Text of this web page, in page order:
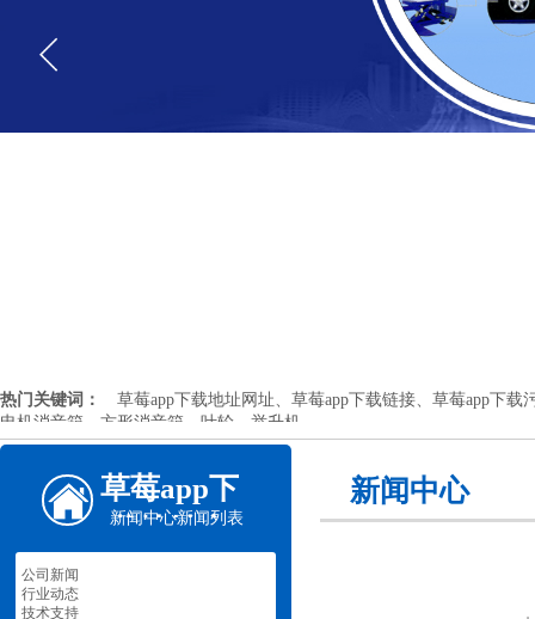
热门关键词： 草莓app下载地址网址、草莓app下载链接、草莓app下载污
电机消音箱、方形消音箱、叶轮、举升机
草莓app下
载地址安
新闻中心
新闻中心新闻列表
公司新闻
行业动态
技术支持